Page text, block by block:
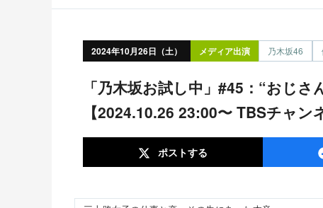
2024年10月26日（土） メディア出演 乃木坂46
「乃木坂お試し中」#45：“おじさんキャラ”をお試し！
【2024.10.26 23:00〜 TBSチャン
ポストする